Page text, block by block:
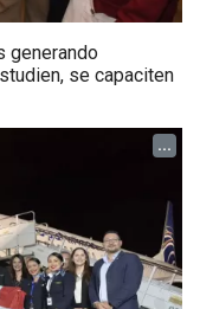
generando
se capaciten
...